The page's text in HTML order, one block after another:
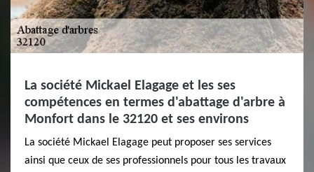
La société Mickael Elagage et les ses
compétences en termes d'abattage d'arbre à
Monfort dans le 32120 et ses environs
La société Mickael Elagage peut proposer ses services
ainsi que ceux de ses professionnels pour tous les travaux